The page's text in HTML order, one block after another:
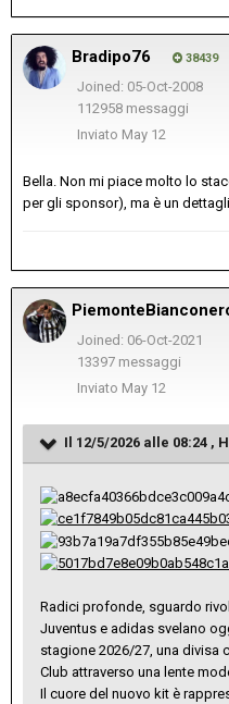
Bradipo76 38439
Joined: 05-Oct-2008
112958 messaggi
Inviato May 12
Bella. Non mi piace molto lo
per gli sponsor), ma è un
Joined: 06-Oct-2021
13397 messaggi
Inviato May 12
Il 12/5/2026 alle 08:24 ,
Radici profonde, sguardo
Juventus e adidas svelano
stagione 2026/27, una divisa
Club attraverso una lente
Il cuore del nuovo kit è